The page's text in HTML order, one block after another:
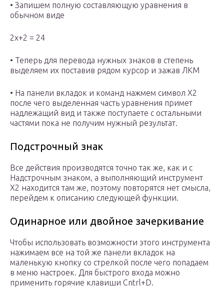
• Запишем полную составляющую уравнения в
обычном виде
2х+2 = 24
• Теперь для перевода нужных знаков в степень
выделяем их поставив рядом курсор и зажав ЛКМ
• На панели вкладок и команд нажмем символ Х2
после чего выделенная часть уравнения примет
надлежащий вид и также поступаете с остальными
частями пока не получим нужный результат.
Подстрочный знак
Все действия производятся точно так же, как и с
Надстрочным знаком, а выполняющий инструмент
Х2 находится там же, поэтому повторятся нет смысла,
перейдем к описанию следующей функции.
Одинарное или двойное зачеркивание
Чтобы использовать возможности этого инструмента
нажимаем все на той же панели вкладок на
маленькую кнопку со стрелкой после чего попадаем
в меню настроек. Для быстрого входа можно
применить горячие клавиши Cntrl+D.